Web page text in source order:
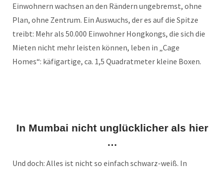
Einwohnern wachsen an den Rändern ungebremst, ohne
Plan, ohne Zentrum. Ein Auswuchs, der es auf die Spitze
treibt: Mehr als 50.000 Einwohner Hongkongs, die sich die
Mieten nicht mehr leisten können, leben in „Cage
Homes“: käfigartige, ca. 1,5 Quadratmeter kleine Boxen.
In Mumbai nicht unglücklicher als hier
…
Und doch: Alles ist nicht so einfach schwarz-weiß. In